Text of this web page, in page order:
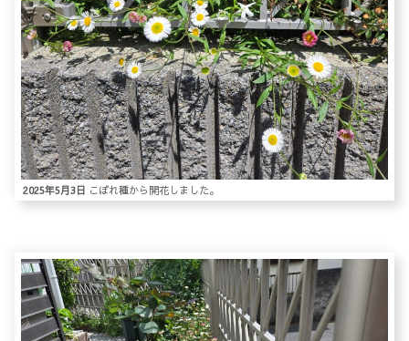
2025年5月3日 こぼれ種から開花しました。